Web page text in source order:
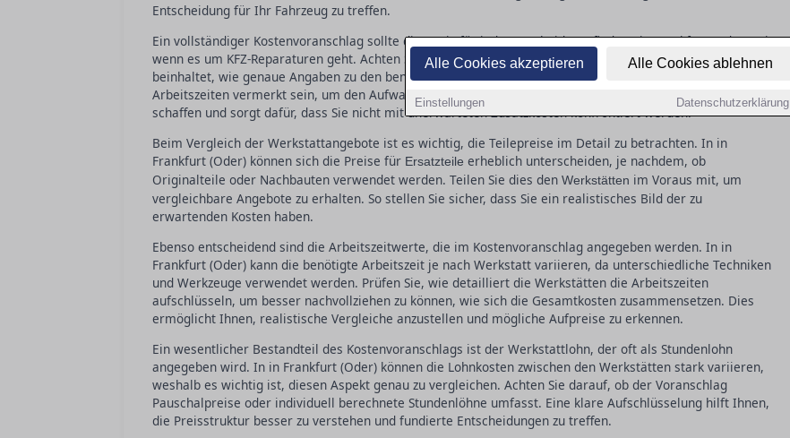
Alle Cookies akzeptieren Alle Cookies ablehnen
Einstellungen Datenschutzerklärung
Entscheidung für Ihr Fahrzeug zu treffen.
Ein vollständiger Kostenvoranschlag sollte die Basis für jede Entscheidungsfindung in Frankfurt (Oder) sein,
wenn es um KFZ-Reparaturen geht. Achten Sie darauf, dass der Voranschlag alle relevanten Details
beinhaltet, wie genaue Angaben zu den benötigten Ersatzteilen und deren Kosten. Zusätzlich müssen
Arbeitszeiten vermerkt sein, um den Aufwand klar nachvollziehbar zu machen. Dies hilft, Transparenz zu
schaffen und sorgt dafür, dass Sie nicht mit unerwarteten Zusatzkosten konfrontiert werden.
Beim Vergleich der Werkstattangebote ist es wichtig, die Teilepreise im Detail zu betrachten. In in
Frankfurt (Oder) können sich die Preise für Ersatzteile erheblich unterscheiden, je nachdem, ob
Originalteile oder Nachbauten verwendet werden. Teilen Sie dies den Werkstätten im Voraus mit, um
vergleichbare Angebote zu erhalten. So stellen Sie sicher, dass Sie ein realistisches Bild der zu
erwartenden Kosten haben.
Ebenso entscheidend sind die Arbeitszeitwerte, die im Kostenvoranschlag angegeben werden. In in
Frankfurt (Oder) kann die benötigte Arbeitszeit je nach Werkstatt variieren, da unterschiedliche Techniken
und Werkzeuge verwendet werden. Prüfen Sie, wie detailliert die Werkstätten die Arbeitszeiten
aufschlüsseln, um besser nachvollziehen zu können, wie sich die Gesamtkosten zusammensetzen. Dies
ermöglicht Ihnen, realistische Vergleiche anzustellen und mögliche Aufpreise zu erkennen.
Ein wesentlicher Bestandteil des Kostenvoranschlags ist der Werkstattlohn, der oft als Stundenlohn
angegeben wird. In in Frankfurt (Oder) können die Lohnkosten zwischen den Werkstätten stark variieren,
weshalb es wichtig ist, diesen Aspekt genau zu vergleichen. Achten Sie darauf, ob der Voranschlag
Pauschalpreise oder individuell berechnete Stundenlöhne umfasst. Eine klare Aufschlüsselung hilft Ihnen,
die Preisstruktur besser zu verstehen und fundierte Entscheidungen zu treffen.